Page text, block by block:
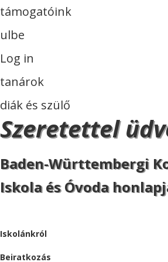
támogatóink
ulbe
Log in
tanárok
diák és szülő
Szeretettel
Baden-Württembergi
Iskola és Óvoda
Iskolánkról
Beiratkozás